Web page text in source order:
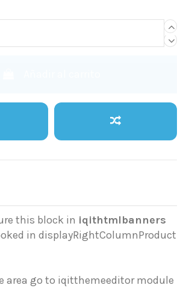
this block in iqithtmlbanners
in displayRightColumnProduct
area go to iqitthemeeditor module